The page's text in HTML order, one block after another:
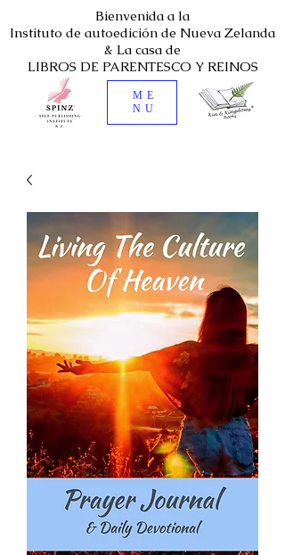
Bienvenida a la
Instituto de autoedición de Nueva Zelanda
& La casa de
LIBROS DE PARENTESCO Y REINOS
ME
NU